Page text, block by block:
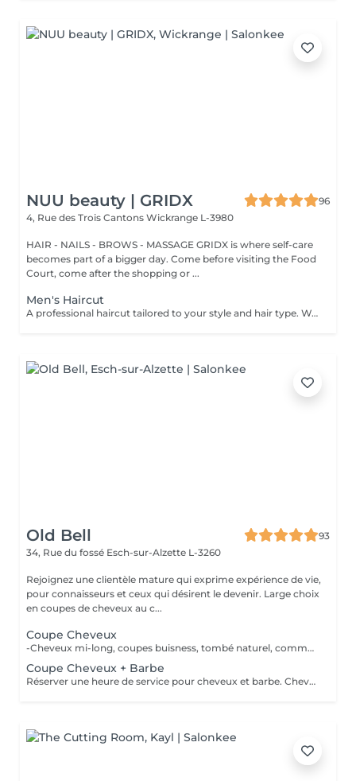
NUU beauty | GRIDX
96
4, Rue des Trois Cantons Wickrange L-3980
HAIR - NAILS - BROWS - MASSAGE GRIDX is where self-care
becomes part of a bigger day. Come before visiting the Food
Court, come after the shopping or ...
Men's Haircut
A professional haircut tailored to your style and hair type. We begin with a short consultation to discuss your expectations, followed by a gentle wash while you relax lying comfortably in our Maletti chair, a precise cut, and a smooth blow-dry. We use Dyson Pro tools that protect your hair from excessive heat and deliver a sleek, polished finish. LaBiosthétique care and styling products provide holistic care for hair and scalp, combining scientific research with carefully selected natural ingredients. All brushes are sanitised with Sibel equipment, which effectively removes hair, product buildup, and impurities while reducing bacteria on the brush surface to maintain high hygiene standards for every client.
Old Bell
93
34, Rue du fossé Esch-sur-Alzette L-3260
Rejoignez une clientèle mature qui exprime expérience de vie,
pour connaisseurs et ceux qui désirent le devenir. Large choix
en coupes de cheveux au c...
Coupe Cheveux
-Cheveux mi-long, coupes buisness, tombé naturel, communiquez élégance -Cheveux courts, découvrez nos dégradés fait à main -Cheveux long, laissez vous conseillez, le sur mesure vous attend 100% CISEAU
Coupe Cheveux + Barbe
Réserver une heure de service pour cheveux et barbe. Cheveux 100% ciseau, barbe mix ciseaux / tondeuse.